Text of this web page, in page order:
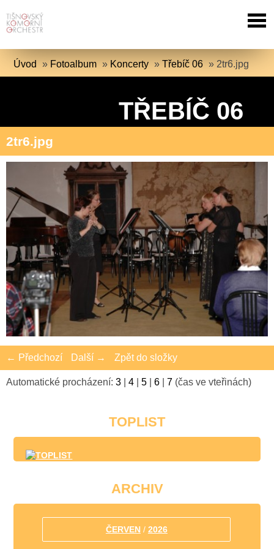
Úvod » Fotoalbum » Koncerty »Třebíč 06 » 2tr6.jpg
TŘEBÍČ 06
2tr6.jpg
← Předchozí Další → Zpět do složky
Automatické procházení: 3 4 5 6 7 (čas ve vteřinách)
TOPLIST
ARCHIV
ČERVEN/ 2026